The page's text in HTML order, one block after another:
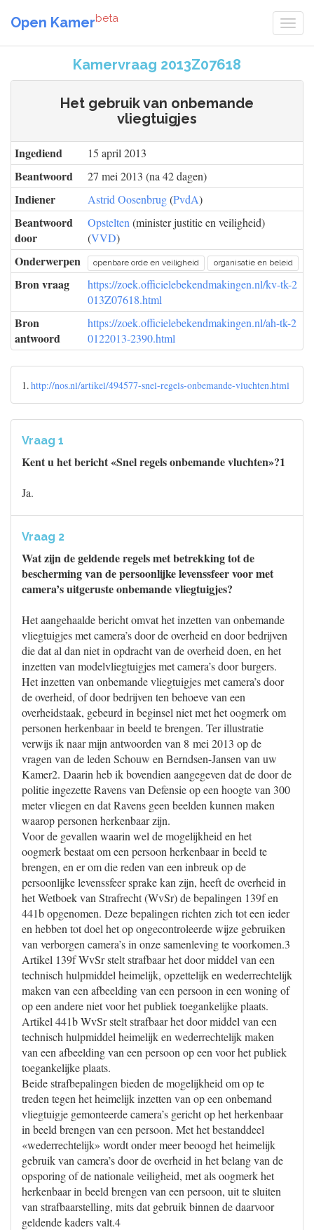
Open Kamerbeta
Kamervraag 2013Z07618
Het gebruik van onbemande
vliegtuigjes
Ingediend 15 april 2013
Beantwoord 27 mei 2013 (na 42 dagen)
Indiener Astrid Oosenbrug(PvdA)
Beantwoord
door
Opstelten (minister justitie en veiligheid)
(VVD)
Onderwerpen openbare orde en veiligheid organisatie en beleid
Bron vraag
https://zoek.officielebekendmakingen.nl/kv-tk-2
013Z07618.html
Bron
antwoord
https://zoek.officielebekendmakingen.nl/ah-tk-2
0122013-2390.html
1.http://nos.nl/artikel/494577-snel-regels-onbemande-vluchten.html
Vraag 1
Kent u het bericht «Snel regels onbemande vluchten»?1
Ja.
Vraag 2
Wat zijn de geldende regels met betrekking tot de
bescherming van de persoonlijke levenssfeer voor met
camera’s uitgeruste onbemande vliegtuigjes?
Het aangehaalde bericht omvat het inzetten van onbemande
vliegtuigjes met camera’s door de overheid en door bedrijven
die dat al dan niet in opdracht van de overheid doen, en het
inzetten van modelvliegtuigjes met camera’s door burgers.
Het inzetten van onbemande vliegtuigjes met camera’s door
de overheid, of door bedrijven ten behoeve van een
overheidstaak, gebeurd in beginsel niet met het oogmerk om
personen herkenbaar in beeld te brengen. Ter illustratie
verwijs ik naar mijn antwoorden van 8 mei 2013 op de
vragen van de leden Schouw en Berndsen-Jansen van uw
Kamer2. Daarin heb ik bovendien aangegeven dat de door de
politie ingezette Ravens van Defensie op een hoogte van 300
meter vliegen en dat Ravens geen beelden kunnen maken
waarop personen herkenbaar zijn.
Voor de gevallen waarin wel de mogelijkheid en het
oogmerk bestaat om een persoon herkenbaar in beeld te
brengen, en er om die reden van een inbreuk op de
persoonlijke levenssfeer sprake kan zijn, heeft de overheid in
het Wetboek van Strafrecht (WvSr) de bepalingen 139f en
441b opgenomen. Deze bepalingen richten zich tot een ieder
en hebben tot doel het op ongecontroleerde wijze gebruiken
van verborgen camera’s in onze samenleving te voorkomen.3
Artikel 139f WvSr stelt strafbaar het door middel van een
technisch hulpmiddel heimelijk, opzettelijk en wederrechtelijk
maken van een afbeelding van een persoon in een woning of
op een andere niet voor het publiek toegankelijke plaats.
Artikel 441b WvSr stelt strafbaar het door middel van een
technisch hulpmiddel heimelijk en wederrechtelijk maken
van een afbeelding van een persoon op een voor het publiek
toegankelijke plaats.
Beide strafbepalingen bieden de mogelijkheid om op te
treden tegen het heimelijk inzetten van op een onbemand
vliegtuigje gemonteerde camera’s gericht op het herkenbaar
in beeld brengen van een persoon. Met het bestanddeel
«wederrechtelijk» wordt onder meer beoogd het heimelijk
gebruik van camera’s door de overheid in het belang van de
opsporing of de nationale veiligheid, met als oogmerk het
herkenbaar in beeld brengen van een persoon, uit te sluiten
van strafbaarstelling, mits dat gebruik binnen de daarvoor
geldende kaders valt.4